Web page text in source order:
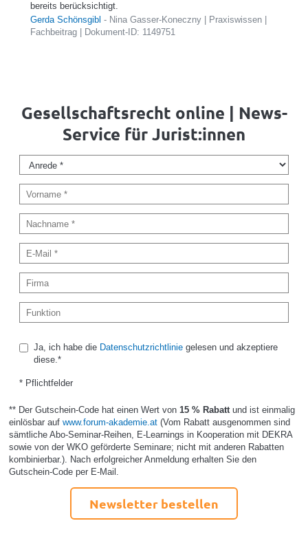
bereits berücksichtigt.
Gerda Schönsgibl - Nina Gasser-Koneczny | Praxiswissen |
Fachbeitrag | Dokument-ID: 1149751
Gesellschaftsrecht online | News-
Service für Jurist:innen
Ja, ich habe die Datenschutzrichtliniegelesen und akzeptiere
diese.*
* Pflichtfelder
** Der Gutschein-Code hat einen Wert von 15 % Rabatt und ist einmalig
einlösbar auf www.forum-akademie.at(Vom Rabatt ausgenommen sind
sämtliche Abo-Seminar-Reihen, E-Learnings in Kooperation mit DEKRA
sowie von der WKO geförderte Seminare; nicht mit anderen Rabatten
kombinierbar.). Nach erfolgreicher Anmeldung erhalten Sie den
Gutschein-Code per E-Mail.
Newsletter bestellen